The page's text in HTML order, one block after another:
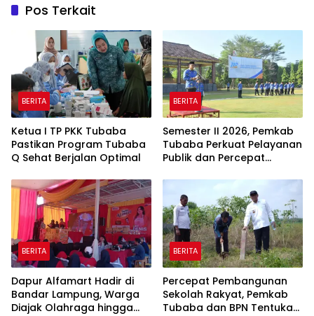
Pos Terkait
BERITA
Ketua I TP PKK Tubaba
Pastikan Program Tubaba
Q Sehat Berjalan Optimal
BERITA
Semester II 2026, Pemkab
Tubaba Perkuat Pelayanan
Publik dan Percepat
BERITA
Dapur Alfamart Hadir di
Bandar Lampung, Warga
Diajak Olahraga hingga
BERITA
Percepat Pembangunan
Sekolah Rakyat, Pemkab
Tubaba dan BPN Tentukan